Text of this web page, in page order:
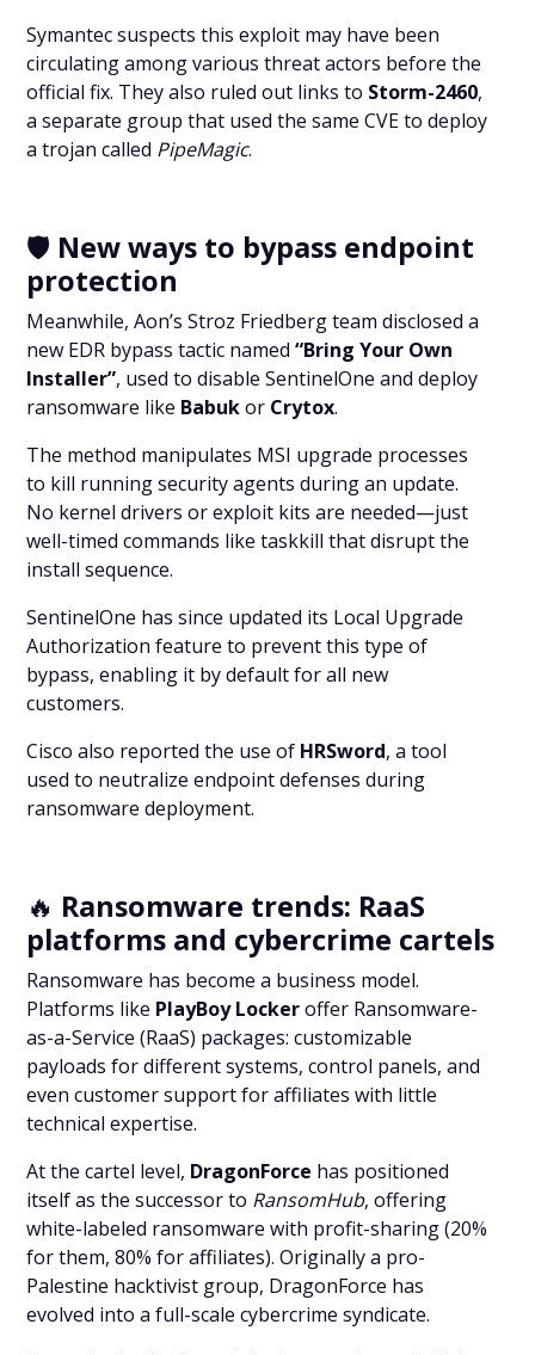
Symantec suspects this exploit may have been
circulating among various threat actors before the
official fix. They also ruled out links to Storm-2460,
a separate group that used the same CVE to deploy
a trojan called PipeMagic.
🛡️ New ways to bypass endpoint
protection
Meanwhile, Aon’s Stroz Friedberg team disclosed a
new EDR bypass tactic named“Bring Your Own
Installer”, used to disable SentinelOne and deploy
ransomware like Babukor Crytox.
The method manipulates MSI upgrade processes
to kill running security agents during an update.
No kernel drivers or exploit kits are needed—just
well-timed commands liketaskkill that disrupt the
install sequence.
SentinelOne has since updated its Local Upgrade
Authorization feature to prevent this type of
bypass, enabling it by default for all new
customers.
Cisco also reported the use of HRSword, a tool
used to neutralize endpoint defenses during
ransomware deployment.
🔥 Ransomware trends: RaaS
platforms and cybercrime cartels
Ransomware has become a business model.
Platforms like PlayBoy Lockeroffer Ransomware-
as-a-Service (RaaS) packages: customizable
payloads for different systems, control panels, and
even customer support for affiliates with little
technical expertise.
At the cartel level, DragonForce has positioned
itself as the successor to RansomHub, offering
white-labeled ransomware with profit-sharing (20%
for them, 80% for affiliates). Originally a pro-
Palestine hacktivist group, DragonForce has
evolved into a full-scale cybercrime syndicate.